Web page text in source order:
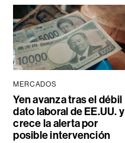
MERCADOS
Yen avanza tras el débil
dato laboral de EE.UU. y
crece la alerta por
posible intervención